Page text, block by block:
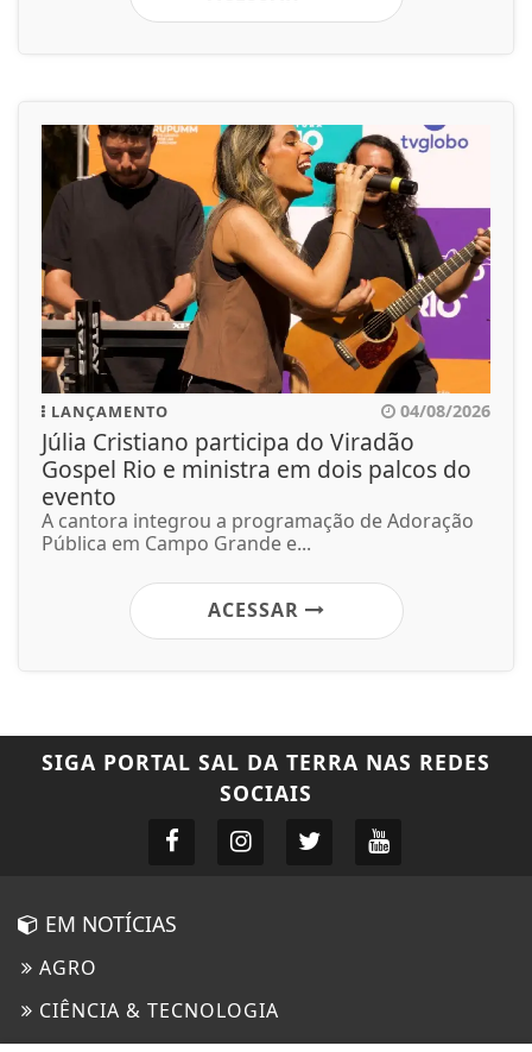
LANÇAMENTO 04/08/2026
Júlia Cristiano participa do Viradão
Gospel Rio e ministra em dois palcos do
evento
A cantora integrou a programação de Adoração
Pública em Campo Grande e...
ACESSAR
SIGA PORTAL SAL DA TERRA NAS REDES
SOCIAIS
EM NOTÍCIAS
AGRO
CIÊNCIA & TECNOLOGIA